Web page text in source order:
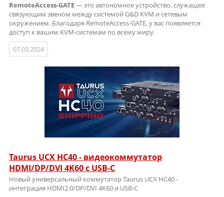
RemoteAccess-GATE— это автономное устройство, служащее
связующим звеном между системой G&D KVM и сетевым
окружением. Благодаря RemoteAccess-GATE, у вас появляется
доступ к вашим KVM-системам по всему миру.
07.03.2024
Taurus UCX HC40 - видеокоммутатор
HDMI/DP/DVI 4K60 c USB-C
Новый универсальный коммутатор Taurus UCX HC40 -
интеграция HDMI2.0/DP/DVI 4K60 и USB-C